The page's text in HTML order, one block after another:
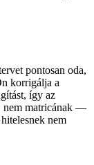
pontosan oda,
korrigálja a
így az
nem matricának —
nem